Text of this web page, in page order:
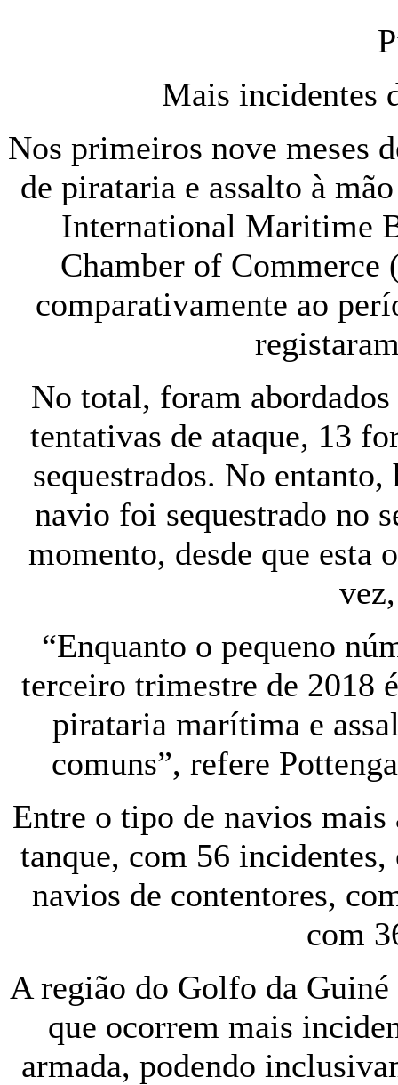
Mais incidentes
Nos primeiros nove meses
de pirataria e assalto à
International Maritime
Chamber of
comparativamente ao
No total, foram
tentativas de ataque, 13
sequestrados. No
navio foi sequestrado no
momento, desde que esta
“Enquanto o pequeno
terceiro trimestre de 2018
pirataria marítima e
comuns”, refere
Entre o tipo de navios
tanque, com 56
navios de contentores,
com
A região do Golfo da Guiné
que ocorrem mais
armada, podendo